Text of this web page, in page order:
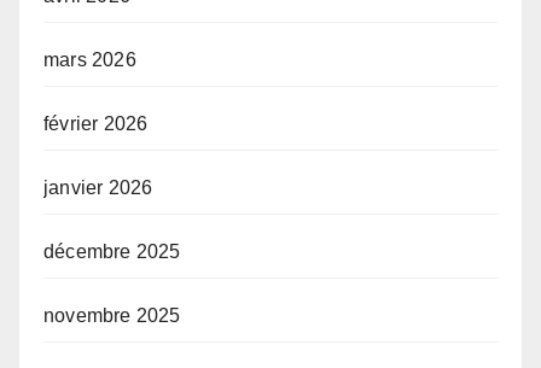
mars 2026
février 2026
janvier 2026
décembre 2025
novembre 2025